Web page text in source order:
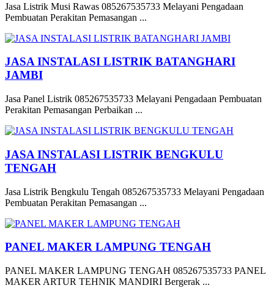
Jasa Listrik Musi Rawas 085267535733 Melayani Pengadaan
Pembuatan Perakitan Pemasangan ...
JASA INSTALASI LISTRIK BATANGHARI
JAMBI
Jasa Panel Listrik 085267535733 Melayani Pengadaan Pembuatan
Perakitan Pemasangan Perbaikan ...
JASA INSTALASI LISTRIK BENGKULU
TENGAH
Jasa Listrik Bengkulu Tengah 085267535733 Melayani Pengadaan
Pembuatan Perakitan Pemasangan ...
PANEL MAKER LAMPUNG TENGAH
PANEL MAKER LAMPUNG TENGAH 085267535733 PANEL
MAKER ARTUR TEHNIK MANDIRI Bergerak ...